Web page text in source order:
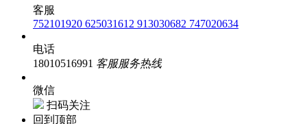
客服
752101920 625031612 913030682 747020634
电话
18010516991 客服服务热线
微信
扫码关注
回到顶部